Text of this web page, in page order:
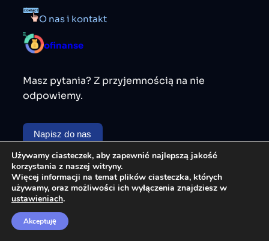
O nas i kontakt
ofinanse
Masz pytania? Z przyjemnością na nie
odpowiemy.
Napisz do nas
ofinanse.pl © 2025 Wszelkie prawa
zastrzeżone
Używamy ciasteczek, aby zapewnić najlepszą jakość
korzystania z naszej witryny.
Więcej informacji na temat plików ciasteczka, których
używamy, oraz możliwości ich wyłączenia znajdziesz w
ustawieniach.
Akceptuję